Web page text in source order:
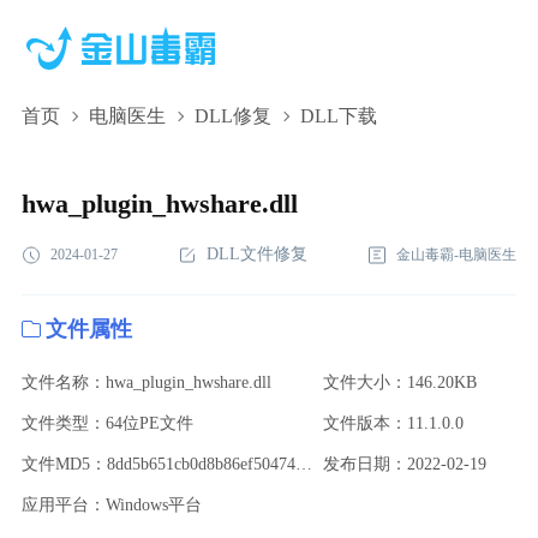
首页 电脑医生 DLL修复 DLL下载
hwa_plugin_hwshare.dll,hwa_plugin_hwshare.dll下
hwa_plugin_hwshare.dll
2024-01-27 DLL文件修复 金山毒霸-电脑医生
文件属性
文件名称：hwa_plugin_hwshare.dll 文件大小：146.20KB
文件类型：64位PE文件 文件版本：11.1.0.0
文件MD5：8dd5b651cb0d8b86ef50474938f06b99 发布日期：2022-02-19
应用平台：Windows平台